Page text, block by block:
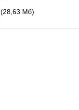
(28,63 Мб)